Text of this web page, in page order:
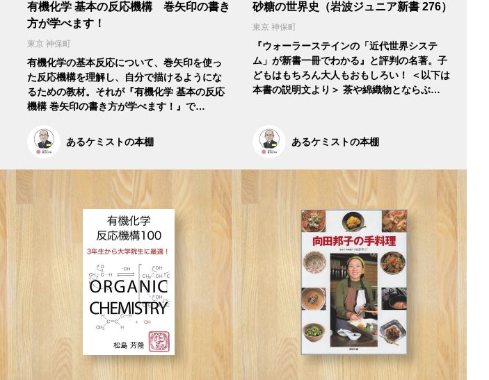
有機化学 基本の反応機構 巻矢印の書き
方が学べます！
東京 神保町
有機化学の基本反応について、巻矢印を使っ
た反応機構を理解し、自分で描けるようにな
るための教材。それが『有機化学 基本の反応
機構 巻矢印の書き方が学べます！』で…
あるケミストの本棚
砂糖の世界史（岩波ジュニア新書 276）
東京 神保町
『ウォーラーステインの「近代世界システ
ム」が新書一冊でわかる』と評判の名著。子
どもはもちろん大人もおもしろい！ ＜以下は
本書の説明文より＞ 茶や綿織物とならぶ…
あるケミストの本棚